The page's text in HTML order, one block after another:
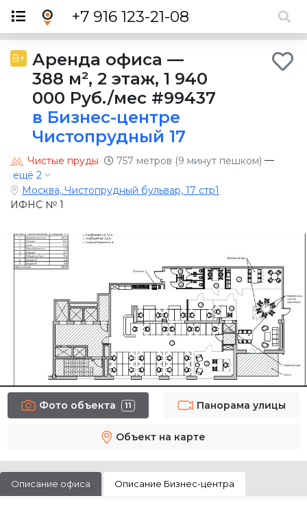
+7 916 123-21-08
B+ Аренда офиса —
388 м², 2 этаж, 1 940
000 Руб./мес #99437
в Бизнес-центре
Чистопрудный 17
Чистые пруды 757 метров (9 минут пешком) —
ещё 2
Москва, Чистопрудный бульвар, 17 стр1
ИФНС № 1
Фото объекта 11 Панорама улицы
Объект на карте
Описание офиса Описание Бизнес-центра